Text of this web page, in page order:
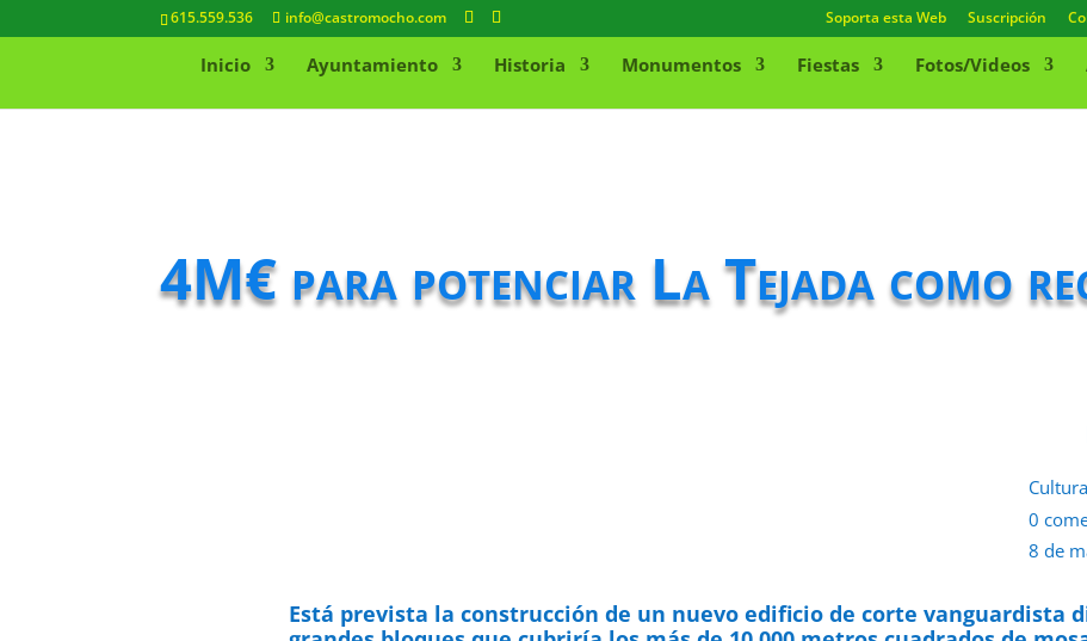
615.559.536 info@castromocho.com Soporta esta Web Suscripción
Inicio Ayuntamiento Historia Monumentos Fiestas Fotos/Videos
4M€ para potenciar La Tejada como
Cultura
0
8 de
Está prevista la construcción de un nuevo edificio de corte vanguardista